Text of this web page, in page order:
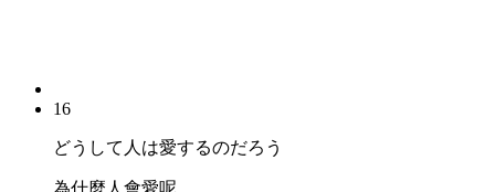
16
どうして人は愛するのだろう
為什麼人會愛呢